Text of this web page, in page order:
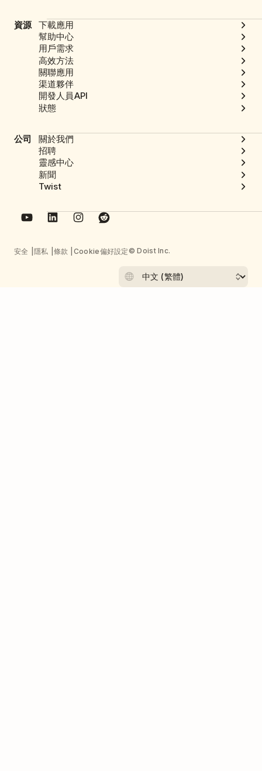
資源
下載應用
幫助中心
用戶需求
高效方法
關聯應用
渠道夥伴
開發人員API
狀態
公司
關於我們
招聘
靈感中心
新聞
Twist
安全 隱私 條款 Cookie偏好設定© Doist Inc.